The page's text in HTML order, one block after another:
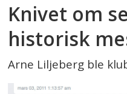
Knivet om
historisk
Arne Liljeberg ble